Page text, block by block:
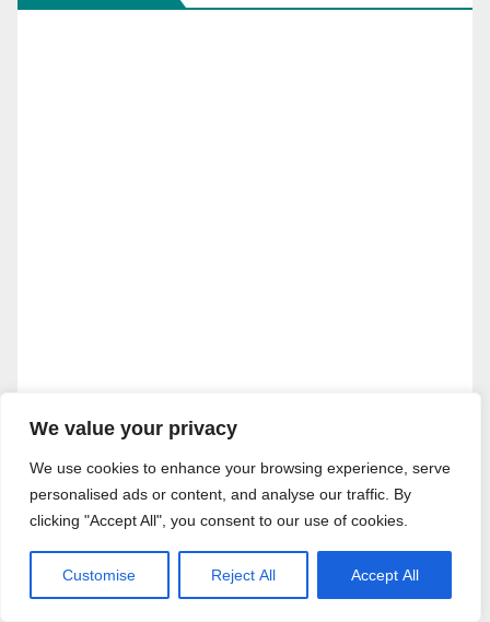
We value your privacy
We use cookies to enhance your browsing experience, serve
personalised ads or content, and analyse our traffic. By
clicking "Accept All", you consent to our use of cookies.
Customise Reject All Accept All
Recevez chaque semaine dans votre boîte e-mail